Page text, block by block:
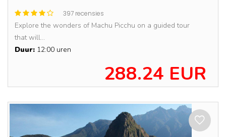
397 recensies
Explore the wonders of Machu Picchu on a guided tour
that will...
Duur: 12:00 uren
288.24 EUR